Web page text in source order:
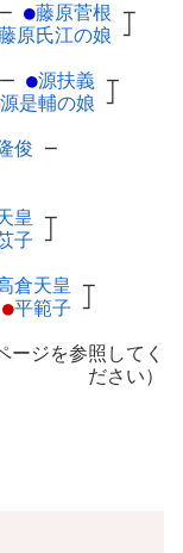
●藤原菅根 ┬
原氏江の娘 ┘
●源扶義 ┬
源是輔の娘 ┘
俊 ─
皇 ┬
子 ┘
倉天皇 ┬
●平範子 ┘
ージを参照してく
ださい）